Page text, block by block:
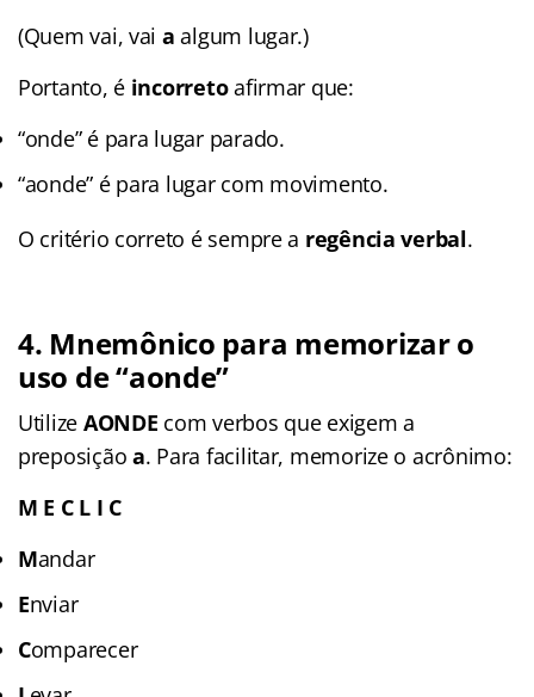
(Quem vai, vai a algum lugar.)
Portanto, é incorretoafirmar que:
“onde” é para lugar parado.
“aonde” é para lugar com movimento.
O critério correto é sempre a regência verbal.
4. Mnemônico para memorizar o
uso de “aonde”
Utilize AONDE com verbos que exigem a
preposiçãoa. Para facilitar, memorize o acrônimo:
M E C L I C
Mandar
Enviar
Comparecer